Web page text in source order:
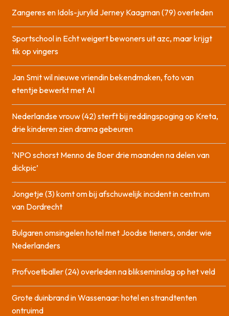
Zangeres en Idols-jurylid Jerney Kaagman (79) overleden
Sportschool in Echt weigert bewoners uit azc, maar krijgt
tik op vingers
Jan Smit wil nieuwe vriendin bekendmaken, foto van
etentje bewerkt met AI
Nederlandse vrouw (42) sterft bij reddingspoging op Kreta,
drie kinderen zien drama gebeuren
‘NPO schorst Menno de Boer drie maanden na delen van
dickpic’
Jongetje (3) komt om bij afschuwelijk incident in centrum
van Dordrecht
Bulgaren omsingelen hotel met Joodse tieners, onder wie
Nederlanders
Profvoetballer (24) overleden na blikseminslag op het veld
Grote duinbrand in Wassenaar: hotel en strandtenten
ontruimd